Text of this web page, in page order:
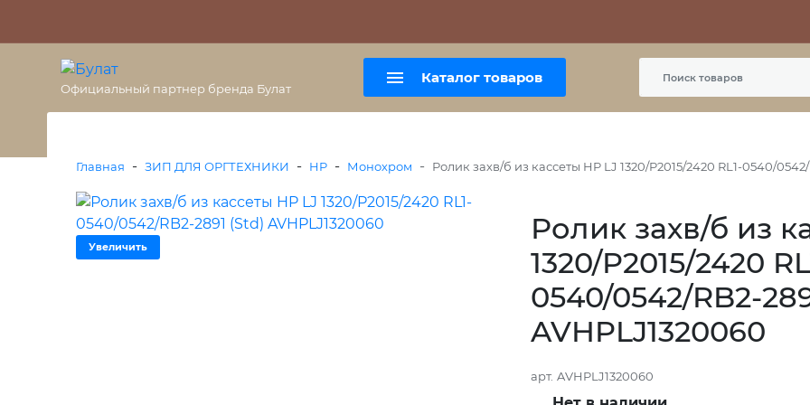
+7 (495) 477-56-25
Официальный партнер бренда Булат
Каталог товаров
Главная - ЗИП ДЛЯ ОРГТЕХНИКИ - HP - Монохром - Ролик захв/б из кассеты HP LJ 1320/P2015/2420 RL1-0540/
Увеличить
Ролик захв/б из
1320/P2015/2420
0540/0542/RB2-
AVHPLJ1320060
арт. AVHPLJ1320060